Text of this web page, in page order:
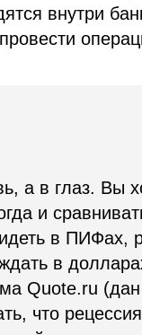
внутри
а в глаз. Вы
и
в ПИФах,
в
Quote.ru
что